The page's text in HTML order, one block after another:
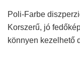
Poli-Farbe
Korszerű, jó
könnyen kezelhető